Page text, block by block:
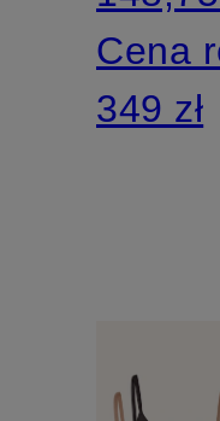
Cena
349 zł